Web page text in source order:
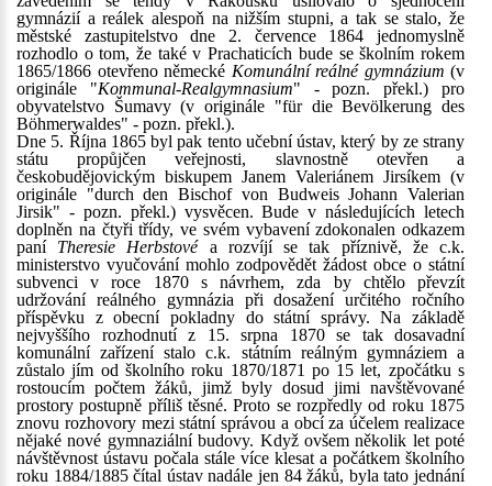
gymnázií a reálek alespoň na nižším stupni, a tak se stalo, že
městské zastupitelstvo dne 2. července 1864 jednomyslně
rozhodlo o tom, že také v Prachaticích bude se školním rokem
1865/1866 otevřeno německé Komunální reálné gymnázium (v
originále "Kommunal-Realgymnasium" - pozn. překl.) pro
obyvatelstvo Šumavy (v originále "für die Bevölkerung des
Böhmerwaldes" - pozn. překl.).
Dne 5. Října 1865 byl pak tento učební ústav, který by ze strany
státu propůjčen veřejnosti, slavnostně otevřen a
českobudějovickým biskupem Janem Valeriánem Jirsíkem (v
originále "durch den Bischof von Budweis Johann Valerian
Jirsik" - pozn. překl.) vysvěcen. Bude v následujících letech
doplněn na čtyři třídy, ve svém vybavení zdokonalen odkazem
paní Theresie Herbstovéa rozvíjí se tak příznivě, že c.k.
ministerstvo vyučování mohlo zodpovědět žádost obce o státní
subvenci v roce 1870 s návrhem, zda by chtělo převzít
udržování reálného gymnázia při dosažení určitého ročního
příspěvku z obecní pokladny do státní správy. Na základě
nejvyššího rozhodnutí z 15. srpna 1870 se tak dosavadní
komunální zařízení stalo c.k. státním reálným gymnáziem a
zůstalo jím od školního roku 1870/1871 po 15 let, zpočátku s
rostoucím počtem žáků, jimž byly dosud jimi navštěvované
prostory postupně příliš těsné. Proto se rozpředly od roku 1875
znovu rozhovory mezi státní správou a obcí za účelem realizace
nějaké nové gymnaziální budovy. Když ovšem několik let poté
návštěvnost ústavu počala stále více klesat a počátkem školního
roku 1884/1885 čítal ústav nadále jen 84 žáků, byla tato jednání